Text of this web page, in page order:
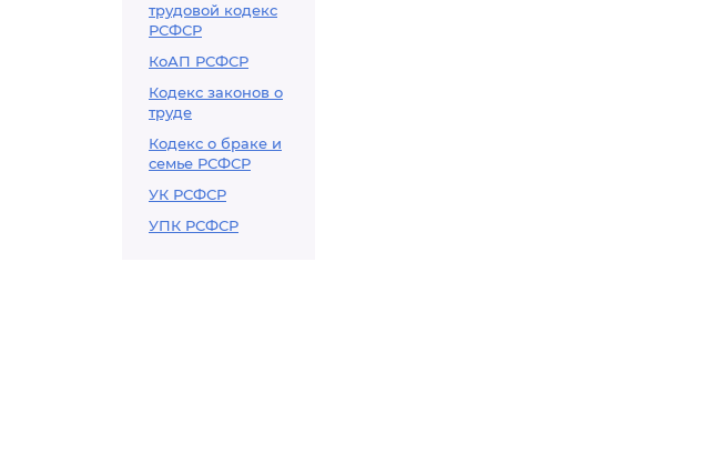
трудовой кодекс
РСФСР
КоАП РСФСР
Кодекс законов о
труде
Кодекс о браке и
семье РСФСР
УК РСФСР
УПК РСФСР